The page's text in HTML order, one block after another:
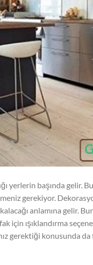
yerlerin başında gelir.
gerekiyor.
anlamına gelir.
için ışıklandırma
gerektiği konusunda da